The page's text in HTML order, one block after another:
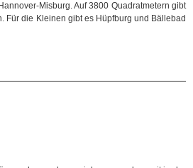
Misburg. Auf 3800 Quadratmetern gibt
Für die Kleinen gibt es Hüpfburg und Bällebad